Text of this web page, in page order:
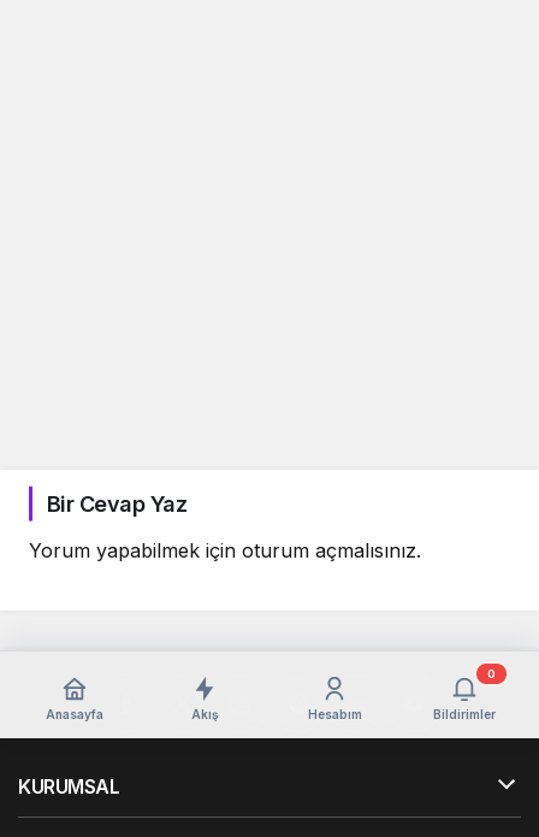
Bir Cevap Yaz
Yorum yapabilmek için oturum açmalısınız.
Anasayfa Akış Hesabım Bildirimler
0
KURUMSAL